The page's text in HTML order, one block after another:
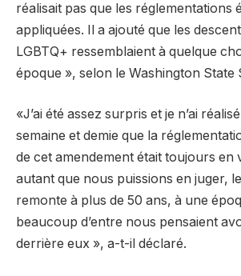
réalisait pas que les réglementations
appliquées. Il a ajouté que les
LGBTQ+ ressemblaient à quelque
époque », selon le Washington State
«J’ai été assez surpris et je n’ai
semaine et demie que la
de cet amendement était toujours en
autant que nous puissions en juger,
remonte à plus de 50 ans, à une
beaucoup d’entre nous pensaient
derrière eux », a-t-il déclaré.